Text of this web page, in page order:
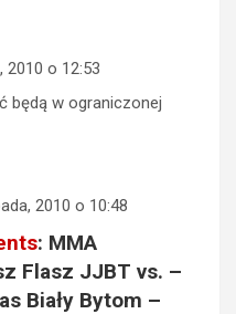
2010 o 12:53
będą w ograniczonej
2010 o 10:48
: MMA
Flasz JJBT vs. –
Biały Bytom –